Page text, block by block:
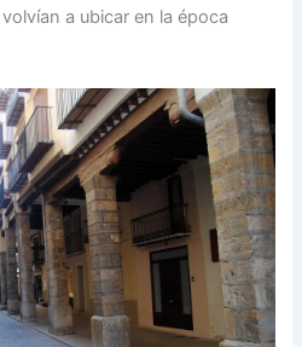
a ubicar en la época